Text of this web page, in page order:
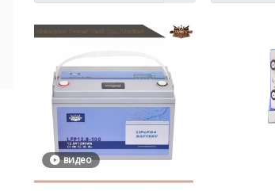
видео